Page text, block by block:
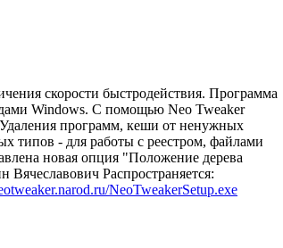
скорости быстродействия. Программа
Windows. С помощью Neo Tweaker
программ, кеши от ненужных
типов - для работы с реестром, файлами
новая опция "Положение дерева
Распространяется:
NeoTweakerSetup.exe